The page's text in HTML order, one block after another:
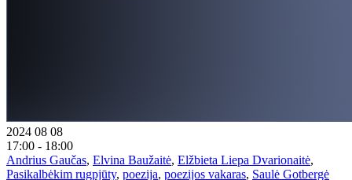
2024 08 08
17:00 - 18:00
Andrius Gaučas, Elvina Baužaitė, Elžbieta Liepa Dvarionaitė,
Pasikalbėkim rugpjūty, poezija, poezijos vakaras, Saulė Gotbergė